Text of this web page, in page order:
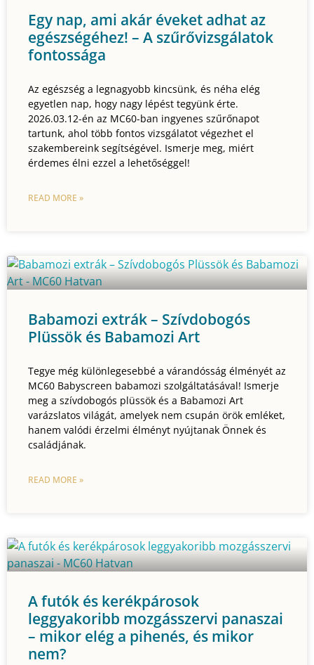
Egy nap, ami akár éveket adhat az
egészségéhez! – A szűrővizsgálatok
fontossága
Az egészség a legnagyobb kincsünk, és néha elég
egyetlen nap, hogy nagy lépést tegyünk érte.
2026.03.12-én az MC60-ban ingyenes szűrőnapot
tartunk, ahol több fontos vizsgálatot végezhet el
szakembereink segítségével. Ismerje meg, miért
érdemes élni ezzel a lehetőséggel!
READ MORE »
Babamozi extrák – Szívdobogós
Plüssök és Babamozi Art
Tegye még különlegesebbé a várandósság élményét az
MC60 Babyscreen babamozi szolgáltatásával! Ismerje
meg a szívdobogós plüssök és a Babamozi Art
varázslatos világát, amelyek nem csupán örök emléket,
hanem valódi érzelmi élményt nyújtanak Önnek és
családjának.
READ MORE »
A futók és kerékpárosok
leggyakoribb mozgásszervi panaszai
– mikor elég a pihenés, és mikor
nem?